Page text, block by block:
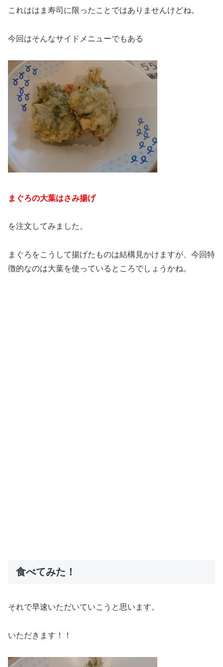
これははま寿司に限ったことではありませんけどね。
今回はそんなサイドメニューでもある
まぐろの大葉はさみ揚げ
を注文してみました。
まぐろをこうして揚げたものは結構見かけますが、今回特
徴的なのは大葉を使っているところでしょうかね。
食べてみた！
それで早速いただいていこうと思います。
いただきます！！